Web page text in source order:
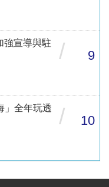
宣導與駐
/ 9
全年玩透
/ 10